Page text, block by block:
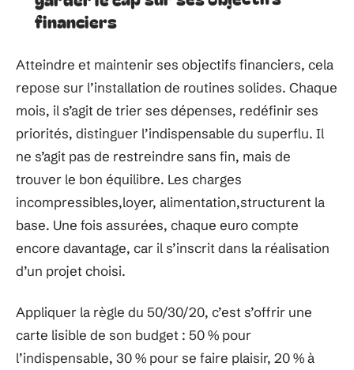
financiers
Atteindre et maintenir ses objectifs financiers, cela
repose sur l’installation de routines solides. Chaque
mois, il s’agit de trier ses dépenses, redéfinir ses
priorités, distinguer l’indispensable du superflu. Il
ne s’agit pas de restreindre sans fin, mais de
trouver le bon équilibre. Les charges
incompressibles,loyer, alimentation,structurent la
base. Une fois assurées, chaque euro compte
encore davantage, car il s’inscrit dans la réalisation
d’un projet choisi.
Appliquer la règle du 50/30/20, c’est s’offrir une
carte lisible de son budget : 50 % pour
l’indispensable, 30 % pour se faire plaisir, 20 % à